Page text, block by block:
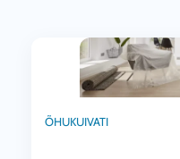
ÕHUKUIVATI